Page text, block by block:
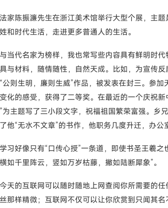
家陈振濂先生在浙江美术馆举行大型个展，主
和时代生活，走进更多普通人的生活。
当代名家为榜样，我也常写些内容具有鲜明时
与材料，随情随性，自然天成。比如，为宣传
公则生明，廉则生威”作品，被发表在封三。参
化的感受，获得了二等奖。在最近的一个庆祝
为主题写了三小段文字，祝福祖国繁荣富强。乡
他“无水不文章”的书作，他职务几度升迁，办公
习好像只有“口传心授”一条道，即使书圣王羲
如千里阵云，竖如万岁枯藤，撇如陆断犀象”。
天的互联网可以随时随地上网查阅你所需要的
那样精微；互联网不仅可以让你欣赏到只闻其